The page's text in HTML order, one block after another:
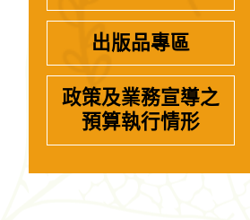
出版品專區
政策及業務宣導之
預算執行情形